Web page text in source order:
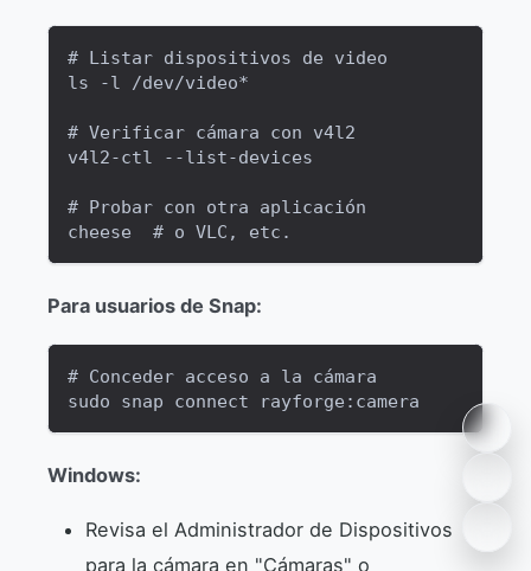
# Listar dispositivos de video
ls -l /dev/video*
# Verificar cámara con v4l2
v4l2-ctl --list-devices
# Probar con otra aplicación
cheese  # o VLC, etc.
Para usuarios de Snap:
# Conceder acceso a la cámara
sudo snap connect rayforge:camera
Windows:
Revisa el Administrador de Dispositivos
para la cámara en "Cámaras" o